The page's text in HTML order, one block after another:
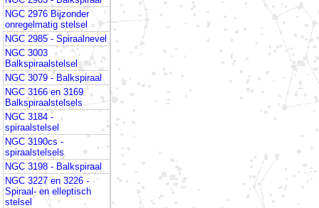
NGC 2976 Bijzonder
onregelmatig stelsel
NGC 2985 - Spiraalnevel
NGC 3003
Balkspiraalstelsel
NGC 3079 - Balkspiraal
NGC 3166 en 3169
Balkspiraalstelsels
NGC 3184 -
spiraalstelsel
NGC 3190cs -
spiraalstelsels
NGC 3198 - Balkspiraal
NGC 3227 en 3226 -
Spiraal- en elleptisch
stelsel